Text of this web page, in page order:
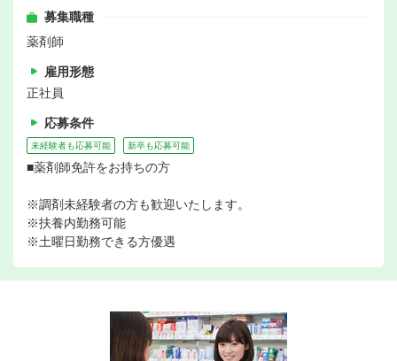
募集職種
薬剤師
雇用形態
正社員
応募条件
未経験者も応募可能 新卒も応募可能
■薬剤師免許をお持ちの方
※調剤未経験者の方も歓迎いたします。
※扶養内勤務可能
※土曜日勤務できる方優遇